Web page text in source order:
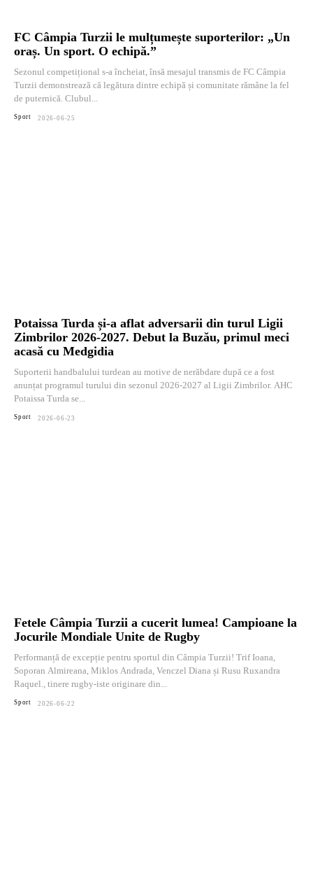
FC Câmpia Turzii le mulțumește suporterilor: „Un
oraș. Un sport. O echipă.”
Sezonul competițional s-a încheiat, însă mesajul transmis de FC Câmpia
Turzii demonstrează că legătura dintre echipă și comunitate rămâne la fel
de puternică. Clubul...
Sport 2026-06-25
Potaissa Turda și-a aflat adversarii din turul Ligii
Zimbrilor 2026-2027. Debut la Buzău, primul meci
acasă cu Medgidia
Suporterii handbalului turdean au motive de nerăbdare după ce a fost
anunțat programul turului din sezonul 2026-2027 al Ligii Zimbrilor. AHC
Potaissa Turda se...
Sport 2026-06-23
Fetele Câmpia Turzii a cucerit lumea! Campioane la
Jocurile Mondiale Unite de Rugby
Performanță de excepție pentru sportul din Câmpia Turzii! Trif Ioana,
Soporan Almireana, Miklos Andrada, Venczel Diana și Rusu Ruxandra
Raquel., tinere rugby-iste originare din...
Sport 2026-06-22